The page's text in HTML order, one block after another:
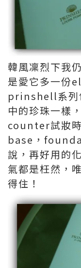
韓風凜烈下我
是愛它多一
prinshell系列
中的珍珠一樣
counter試妝
base，
說，再好用的
氣都是枉然，
得住！